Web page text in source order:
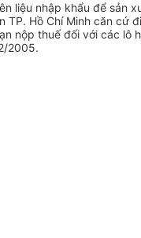
liệu nhập khẩu để
Hồ Chí Minh căn cứ
nộp thuế đối với các
2005.